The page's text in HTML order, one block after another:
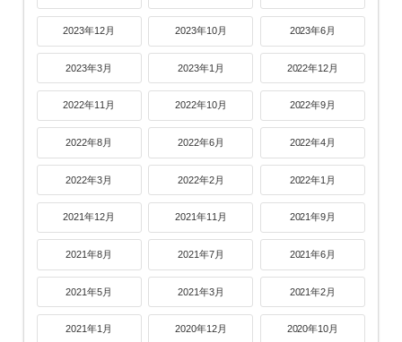
2023年12月 2023年10月 2023年6月
2023年3月 2023年1月 2022年12月
2022年11月 2022年10月 2022年9月
2022年8月 2022年6月 2022年4月
2022年3月 2022年2月 2022年1月
2021年12月 2021年11月 2021年9月
2021年8月 2021年7月 2021年6月
2021年5月 2021年3月 2021年2月
2021年1月 2020年12月 2020年10月